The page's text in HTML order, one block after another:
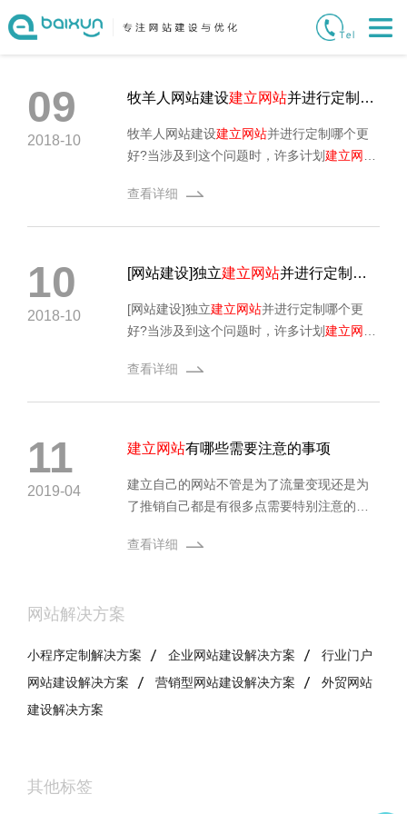
09
2018-10
牧羊人网站建设建立网站并进行定制哪个更好?
牧羊人网站建设建立网站并进行定制哪个更
好?当涉及到这个问题时，许多计划建立网站
获得好的结果。
查看详细
10
2018-10
[网站建设]独立建立网站并进行定制哪个更好
[网站建设]独立建立网站并进行定制哪个更
好?当涉及到这个问题时，许多计划建立网站
获得好的结果。
查看详细
11
2019-04
建立网站有哪些需要注意的事项
建立自己的网站不管是为了流量变现还是为
了推销自己都是有很多点需要特别注意的，
候就会出现很多的
查看详细
网站解决方案
小程序定制解决方案 企业网站建设解决方案
行业门户
网站建设解决方案
营销型网站建设解决方案
外贸网站
建设解决方案
其他标签